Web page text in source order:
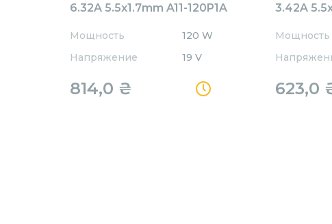
6.32A 5.5x1.7mm A11-120P1A
Мощность
120 W
Напряжение
19 V
814,0 ₴
3.42A
Мощность
623,0